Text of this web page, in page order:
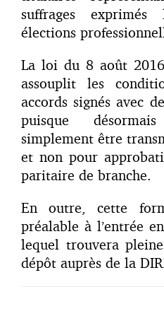
suffrages
élections
La loi du 8 août
assouplit les
accords signés avec
puisque
simplement être
et non pour
paritaire de branche.
En outre, cette
préalable à l’entrée
lequel trouvera
dépôt auprès de la